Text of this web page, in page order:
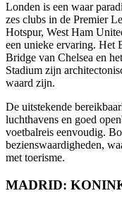
Londen is een waar
zes clubs in de Premier
Hotspur, West Ham
een unieke ervaring. Het
Bridge van Chelsea en
Stadium zijn
waard zijn.
De uitstekende
luchthavens en goed
voetbalreis eenvoudig.
bezienswaardigheden,
met toerisme.
MADRID: